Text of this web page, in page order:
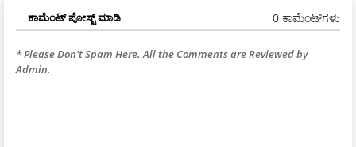
ಕಾಮೆಂಟ್‌‌ ಪೋಸ್ಟ್‌ ಮಾಡಿ 0 ಕಾಮೆಂಟ್‌ಗಳು
* Please Don't Spam Here. All the Comments are Reviewed by
Admin.